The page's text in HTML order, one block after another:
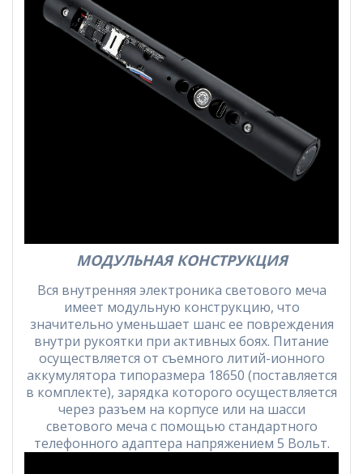
МОДУЛЬНАЯ КОНСТРУКЦИЯ
Вся внутренняя электроника светового меча
имеет модульную конструкцию, что
значительно уменьшает шанс ее повреждения
внутри рукоятки при активных боях. Питание
осуществляется от съемного литий-ионного
аккумулятора типоразмера 18650 (поставляется
в комплекте), зарядка которого осуществляется
через разъем на корпусе или на шасси
светового меча с помощью стандартного
телефонного адаптера напряжением 5 Вольт.